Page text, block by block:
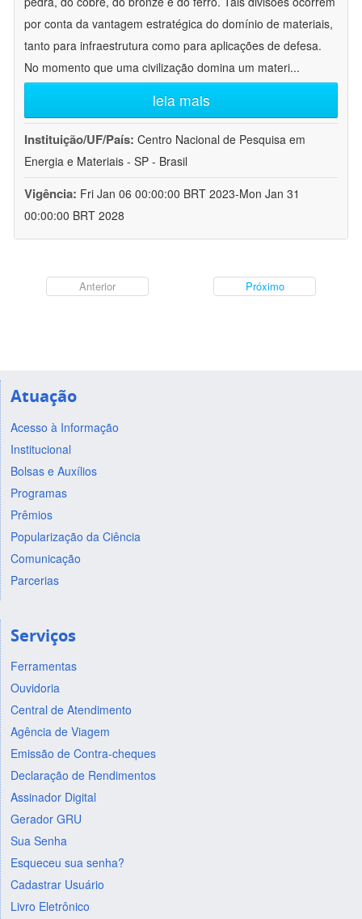
por conta da vantagem estratégica do domínio de materiais,
tanto para infraestrutura como para aplicações de defesa.
No momento que uma civilização domina um materi...
leia mais
Instituição/UF/País: Centro Nacional de Pesquisa em
Energia e Materiais - SP - Brasil
Vigência: Fri Jan 06 00:00:00 BRT 2023-Mon Jan 31
00:00:00 BRT 2028
Anterior Próximo
Atuação
Acesso à Informação
Institucional
Bolsas e Auxílios
Programas
Prêmios
Popularização da Ciência
Comunicação
Parcerias
Serviços
Ferramentas
Ouvidoria
Central de Atendimento
Agência de Viagem
Emissão de Contra-cheques
Declaração de Rendimentos
Assinador Digital
Gerador GRU
Sua Senha
Esqueceu sua senha?
Cadastrar Usuário
Livro Eletrônico